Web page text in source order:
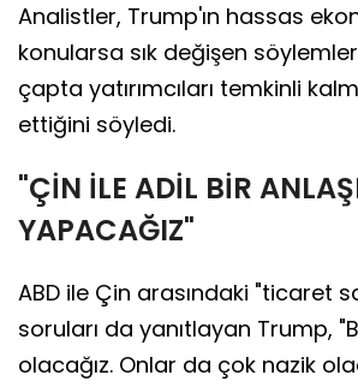
Analistler, Trump'ın hassas
konularsa sık değişen
çapta yatırımcıları temkinli
ettiğini söyledi.
"ÇİN İLE ADİL BİR
YAPACAĞIZ"
ABD ile Çin arasındaki "ticaret
soruları da yanıtlayan Trump,
olacağız. Onlar da çok nazik